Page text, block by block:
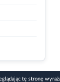
tę stronę